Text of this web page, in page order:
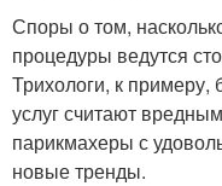
Споры о том,
процедуры ведутся
Трихологи, к
услуг считают
парикмахеры с
новые тренды.